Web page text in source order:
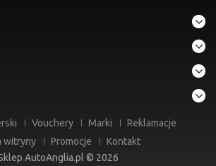
Vouchery Marki
Reklamacje
witryny
Promocje
Kontakt
AutoAnglia.pl © 2026